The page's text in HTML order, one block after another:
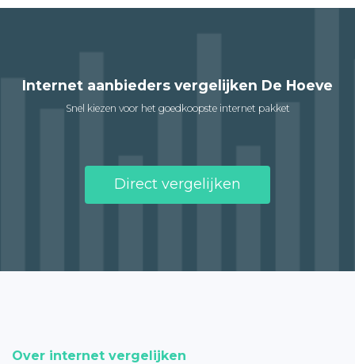
Internet aanbieders vergelijken De Hoeve
Snel kiezen voor het goedkoopste internet pakket
Direct vergelijken
Over internet vergelijken